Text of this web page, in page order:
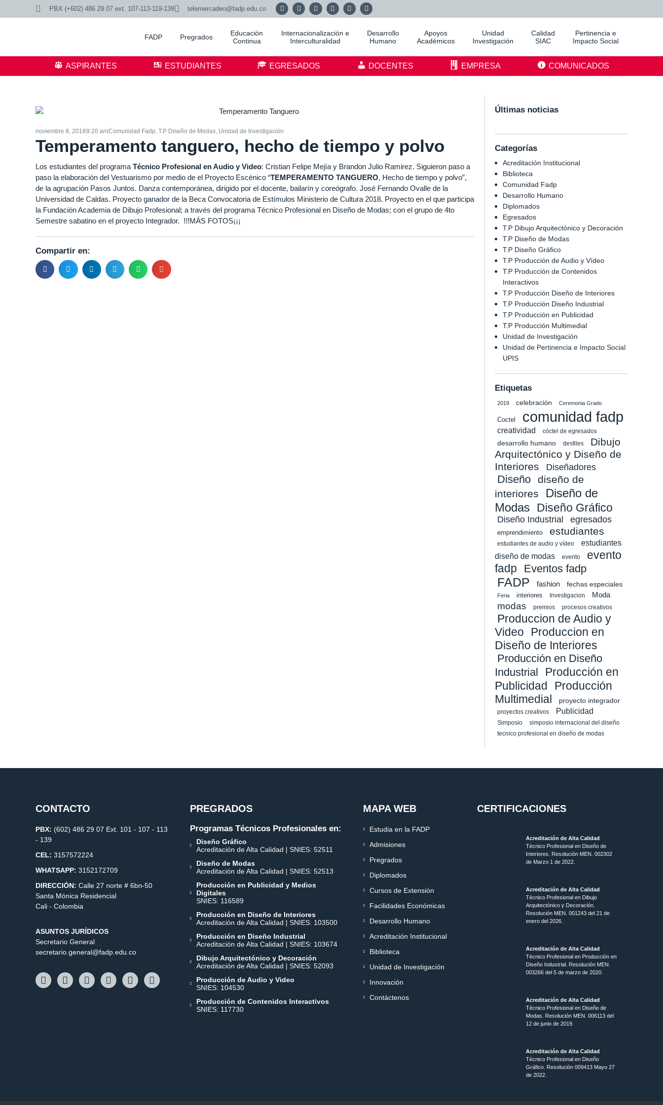
PBX (+602) 486 29 07 ext. 107-113-119-139 telemercadeo@fadp.edu.co
FADP Pregrados
Educación
Continua
Internacionalización e
Interculturalidad
Desarrollo
Humano
Apoyos
Académicos
Unidad
Investigación
Calidad
SIAC
Pertinencia e
Impacto Social
ASPIRANTES ESTUDIANTES EGRESADOS DOCENTES EMPRESA COMUNICADOS
noviembre 8, 20189:20 amComunidad Fadp T.P Diseño de Modas Unidad de Investigación
Temperamento tanguero, hecho de tiempo y polvo
Los estudiantes del programa Técnico Profesional en Audio y Video: Cristian Felipe Mejía y Brandon Julio Ramirez. Siguieron paso a
paso la elaboración del Vestuarismo por medio de el Proyecto Escénico “TEMPERAMENTO TANGUERO, Hecho de tiempo y polvo”,
de la agrupación Pasos Juntos. Danza contemporánea, dirigido por el docente, bailarín y coreógrafo. José Fernando Ovalle de la
Universidad de Caldas. Proyecto ganador de la Beca Convocatoria de Estímulos Ministerio de Cultura 2018. Proyecto en el que participa
la Fundación Academia de Dibujo Profesional; a través del programa Técnico Profesional en Diseño de Modas; con el grupo de 4to
Semestre sabatino en el proyecto Integrador. !!!MÁS FOTOS¡¡¡
Compartir en:
Últimas noticias
Categorías
Acreditación Institucional
Biblioteca
Comunidad Fadp
Desarrollo Humano
Diplomados
Egresados
T.P Dibujo Arquitectónico y Decoración
T.P Diseño de Modas
T.P Diseño Gráfico
T.P Producción de Audio y Vídeo
T.P Producción de Contenidos
Interactivos
T.P Producción Diseño de Interiores
T.P Producción Diseño Industrial
T.P Producción en Publicidad
T.P Producción Multimedial
Unidad de Investigación
Unidad de Pertinencia e Impacto Social
UPIS
Etiquetas
2019 celebración Ceremonia Grado
Coctel comunidad fadp
creatividad cóctel de egresados
desarrollo humano desfiles
Dibujo
Arquitectónico y Diseño de
Interiores
Diseñadores
Diseño
diseño de
interiores
Diseño de
Modas Diseño Gráfico
Diseño Industrial egresados
emprendimiento estudiantes
estudiantes de audio y vídeo
estudiantes
diseño de modas
evento
evento
fadp
Eventos fadp
FADP fashion fechas especiales
Feria interiores Investigacion Moda
modas premios procesos creativos
Produccion de Audio y
Video
Produccion en
Diseño de Interiores
Producción en Diseño
Industrial
Producción en
Publicidad
Producción
Multimedial
proyecto integrador
proyectos creativos Publicidad
Simposio simposio internacional del diseño
tecnico profesional en diseño de modas
CONTACTO
PBX: (602) 486 29 07 Ext. 101 - 107 - 113
- 139
CEL: 3157572224
WHATSAPP: 3152172709
DIRECCIÓN: Calle 27 norte # 6bn-50
Santa Mónica Residencial
Cali - Colombia
ASUNTOS JURÍDICOS
Secretario General
secretario.general@fadp.edu.co
PREGRADOS
Programas Técnicos Profesionales en:
Diseño Gráfico
Acreditación de Alta Calidad | SNIES: 52511
Diseño de Modas
Acreditación de Alta Calidad | SNIES: 52513
Producción en Publicidad y Medios
Digitales
SNIES: 116589
Producción en Diseño de Interiores
Acreditación de Alta Calidad | SNIES: 103500
Producción en Diseño Industrial
Acreditación de Alta Calidad | SNIES: 103674
Dibujo Arquitectónico y Decoración
Acreditación de Alta Calidad | SNIES: 52093
Producción de Audio y Video
SNIES: 104530
Producción de Contenidos Interactivos
SNIES: 117730
MAPA WEB
Estudia en la FADP
Admisiones
Pregrados
Diplomados
Cursos de Extensión
Facilidades Económicas
Desarrollo Humano
Acreditación Institucional
Biblioteca
Unidad de Investigación
Innovación
Contáctenos
CERTIFICACIONES
Acreditación de Alta Calidad
Técnico Profesional en Diseño de
Interiores. Resolución MEN. 002302
de Marzo 1 de 2022.
Acreditación de Alta Calidad
Técnico Profesional en Dibujo
Arquitectónico y Decoración.
Resolución MEN.001243 del 21 de
enero del 2026.
Acreditación de Alta Calidad
Técnico Profesional en Producción en
Diseño Industrial. Resolución MEN.
003266 del 5 de marzo de 2020.
Acreditación de Alta Calidad
Técnico Profesional en Diseño de
Modas. Resolución MEN. 006113 del
12 de junio de 2019.
Acreditación de Alta Calidad
Técnico Profesional en Diseño
Gráfico. Resolución 009413 Mayo 27
de 2022.